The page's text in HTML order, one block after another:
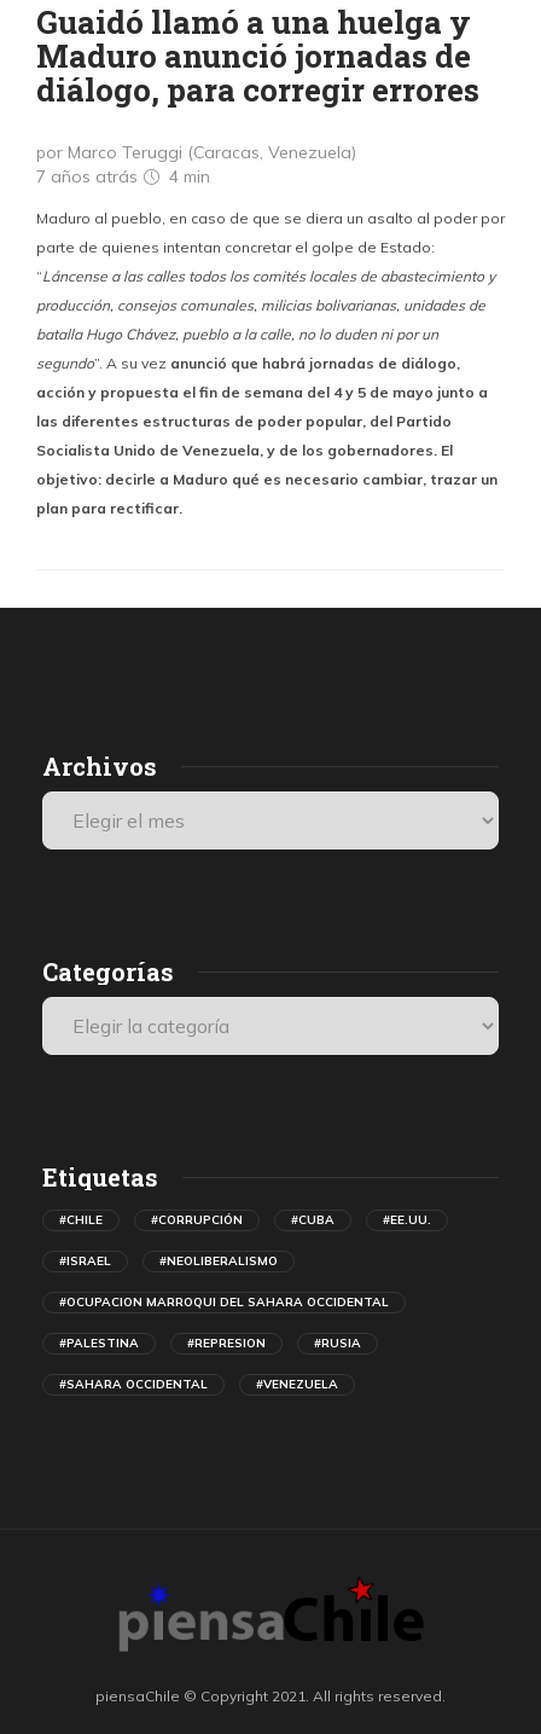
Guaidó llamó a una huelga y
Maduro anunció jornadas de
diálogo, para corregir errores
por Marco Teruggi (Caracas, Venezuela)
7 años atrás
4 min
Maduro al pueblo, en caso de que se diera un asalto al poder por
parte de quienes intentan concretar el golpe de Estado:
“Láncense a las calles todos los comités locales de abastecimiento y
producción, consejos comunales, milicias bolivarianas, unidades de
batalla Hugo Chávez, pueblo a la calle, no lo duden ni por un
segundo”. A su vez anunció que habrá jornadas de diálogo,
acción y propuesta el fin de semana del 4 y 5 de mayo junto a
las diferentes estructuras de poder popular, del Partido
Socialista Unido de Venezuela, y de los gobernadores. El
objetivo: decirle a Maduro qué es necesario cambiar, trazar un
plan para rectificar.
Archivos
Categorías
Etiquetas
#CHILE #CORRUPCIÓN #CUBA #EE.UU.
#ISRAEL #NEOLIBERALISMO
#OCUPACION MARROQUI DEL SAHARA OCCIDENTAL
#PALESTINA #REPRESION #RUSIA
#SAHARA OCCIDENTAL #VENEZUELA
piensaChile © Copyright 2021. All rights reserved.